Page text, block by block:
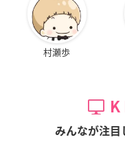
村瀬歩
みんなが注目